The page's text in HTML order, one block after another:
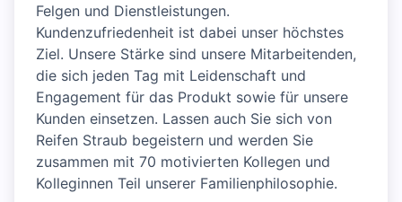
Felgen und Dienstleistungen.
Kundenzufriedenheit ist dabei unser höchstes
Ziel. Unsere Stärke sind unsere Mitarbeitenden,
die sich jeden Tag mit Leidenschaft und
Engagement für das Produkt sowie für unsere
Kunden einsetzen. Lassen auch Sie sich von
Reifen Straub begeistern und werden Sie
zusammen mit 70 motivierten Kollegen und
Kolleginnen Teil unserer Familienphilosophie.